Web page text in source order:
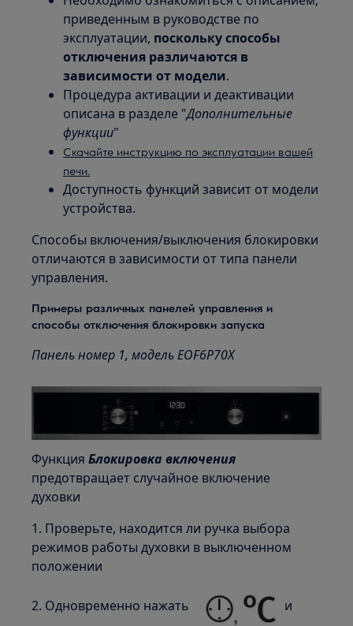
приведенным в руководстве по
эксплуатации, поскольку способы
отключения различаются в
зависимости от модели.
Процедура активации и деактивации
описана в разделе "Дополнительные
функции"
Скачайте инструкцию по эксплуатации вашей
печи.
Доступность функций зависит от модели
устройства.
Способы включения/выключения блокировки
отличаются в зависимости от типа панели
управления.
Примеры различных панелей управления и
способы отключения блокировки запуска
Панель номер 1, модель EOF6P70X
ФункцияБлокировка включения
предотвращает случайное включение
духовки
1. Проверьте, находится ли ручка выбора
режимов работы духовки в выключенном
положении
2. Одновременно нажать
и